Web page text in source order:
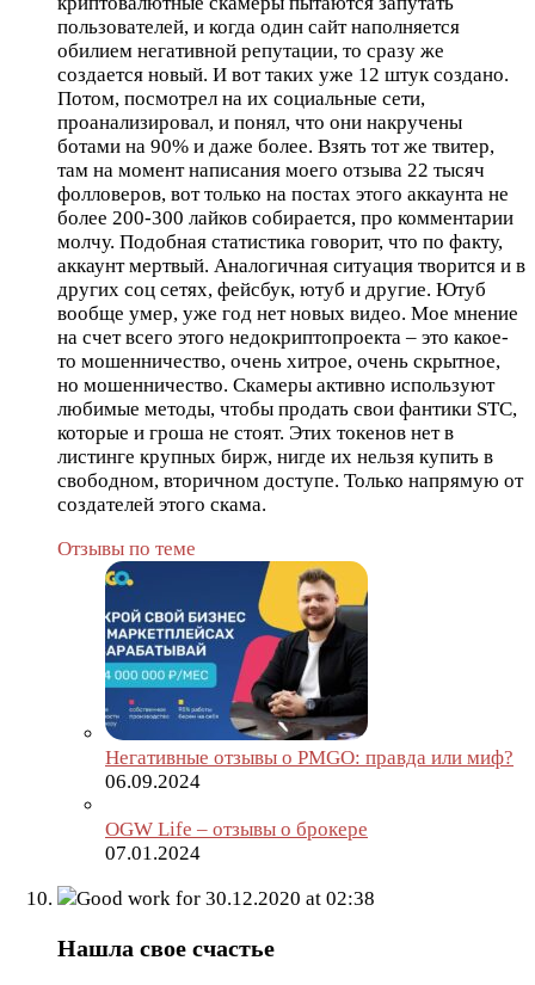
пользователей, и когда один сайт наполняется
обилием негативной репутации, то сразу же
создается новый. И вот таких уже 12 штук создано.
Потом, посмотрел на их социальные сети,
проанализировал, и понял, что они накручены
ботами на 90% и даже более. Взять тот же твитер,
там на момент написания моего отзыва 22 тысяч
фолловеров, вот только на постах этого аккаунта не
более 200-300 лайков собирается, про комментарии
молчу. Подобная статистика говорит, что по факту,
аккаунт мертвый. Аналогичная ситуация творится и в
других соц сетях, фейсбук, ютуб и другие. Ютуб
вообще умер, уже год нет новых видео. Мое мнение
на счет всего этого недокриптопроекта – это какое-
то мошенничество, очень хитрое, очень скрытное,
но мошенничество. Скамеры активно используют
любимые методы, чтобы продать свои фантики STC,
которые и гроша не стоят. Этих токенов нет в
листинге крупных бирж, нигде их нельзя купить в
свободном, вторичном доступе. Только напрямую от
создателей этого скама.
Отзывы по теме
Негативные отзывы о PMGO: правда или миф?
06.09.2024
OGW Life – отзывы о брокере
07.01.2024
Good work for 30.12.2020 at 02:38
Нашла свое счастье